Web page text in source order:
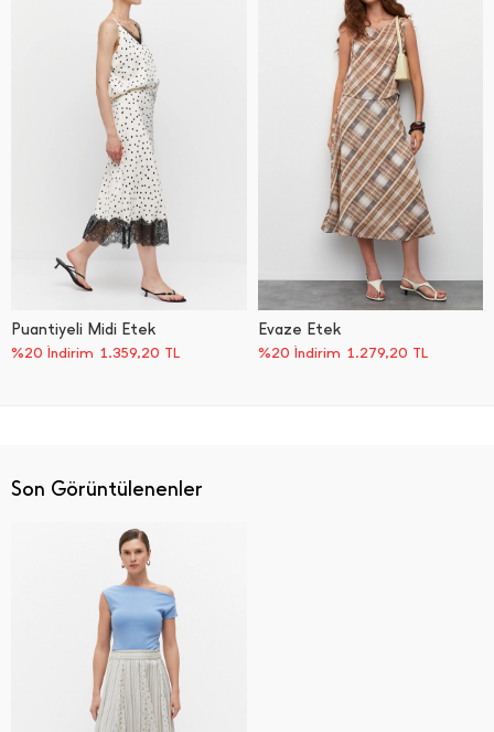
Puantiyeli Midi Etek
%20 İndirim 1.359,20 TL
Evaze Etek
%20 İndirim 1.279,20 TL
Son Görüntülenenler